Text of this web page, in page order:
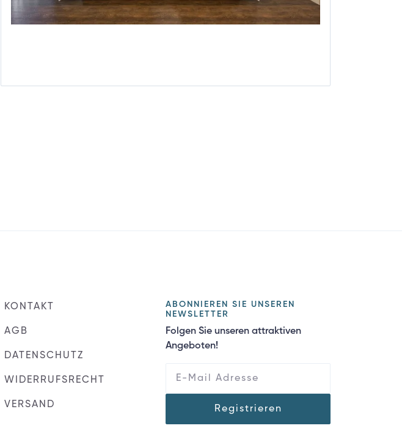
KONTAKT
AGB
DATENSCHUTZ
WIDERRUFSRECHT
VERSAND
ABONNIEREN SIE UNSEREN
NEWSLETTER
Folgen Sie unseren attraktiven
Angeboten!
Registrieren